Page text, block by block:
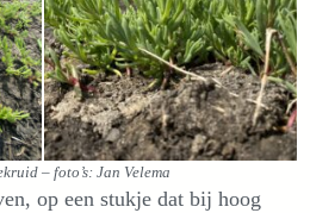
– foto’s: Jan Velema
op een stukje dat bij hoog